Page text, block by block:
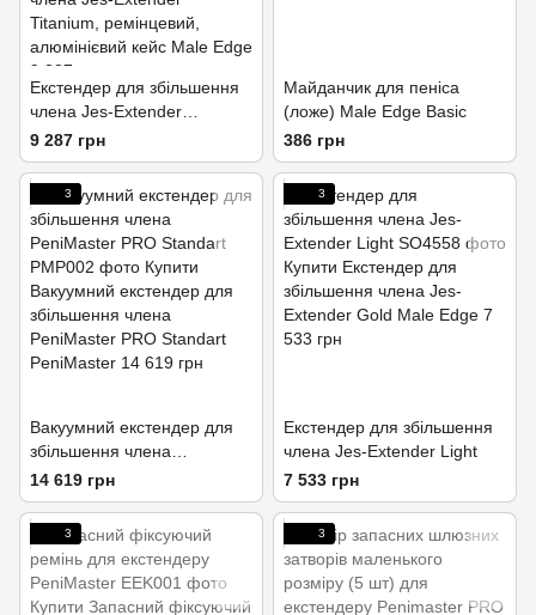
Екстендер для збільшення
члена Jes-Extender
Titanium, ремінцевий,
алюмінієвий кейс
9 287 грн
Майданчик для пеніса
(ложе) Male Edge Basic
386 грн
3
Вакуумний екстендер для
збільшення члена
PeniMaster PRO Standart
14 619 грн
3
Екстендер для збільшення
члена Jes-Extender Light
7 533 грн
3 3